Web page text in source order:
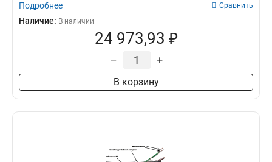
Подробнее Сравнить
Наличие: В наличии
24 973,93 ₽
– +
В корзину